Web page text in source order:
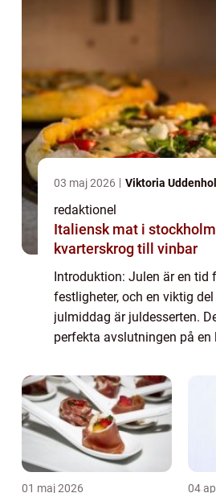
03 maj 2026 Viktoria
redaktionel
Italiensk mat i stockholm från
kvarterskrog till vinbar
Introduktion: Julen är en tid
festligheter, och en viktig
julmiddag är juldesserten.
perfekta avslutningen på en
denna artikel kommer vi att
01 maj 2026 04